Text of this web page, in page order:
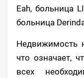
Eah, больница
больница
Недвижимость
что означает,
всех